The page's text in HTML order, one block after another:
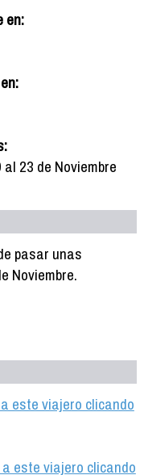
en:
23 de Noviembre
pasar unas
Noviembre.
este viajero clicando
este viajero clicando